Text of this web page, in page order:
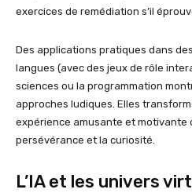
exercices de remédiation s’il
Des applications pratiques dans
langues (avec des jeux de rôle
sciences ou la programmation
approches ludiques. Elles
expérience amusante et motivante
persévérance et la curiosité.
L’IA et les univers